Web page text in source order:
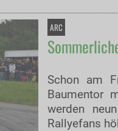
ARC
Schon am
Baumentor
werden
Rallyefans